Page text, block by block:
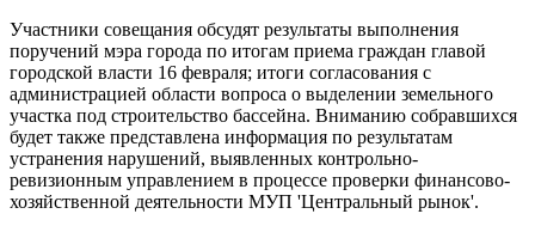
Участники совещания обсудят результаты выполнения
поручений мэра города по итогам приема граждан главой
городской власти 16 февраля; итоги согласования с
администрацией области вопроса о выделении земельного
участка под строительство бассейна. Вниманию собравшихся
будет также представлена информация по результатам
устранения нарушений, выявленных контрольно-
ревизионным управлением в процессе проверки финансово-
хозяйственной деятельности МУП 'Центральный рынок'.